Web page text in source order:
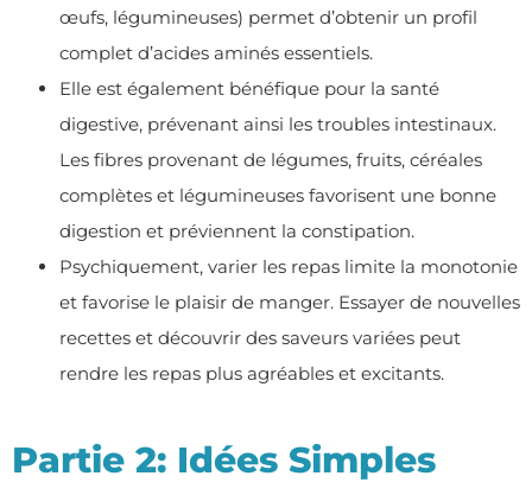
œufs, légumineuses) permet d’obtenir un profil
complet d’acides aminés essentiels.
Elle est également bénéfique pour la santé
digestive, prévenant ainsi les troubles intestinaux.
Les fibres provenant de légumes, fruits, céréales
complètes et légumineuses favorisent une bonne
digestion et préviennent la constipation.
Psychiquement, varier les repas limite la monotonie
et favorise le plaisir de manger. Essayer de nouvelles
recettes et découvrir des saveurs variées peut
rendre les repas plus agréables et excitants.
Partie 2: Idées Simples